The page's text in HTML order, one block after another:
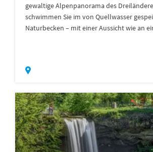
gewaltige Alpenpanorama des
schwimmen Sie im von Quellwasser
Naturbecken – mit einer Aussicht wie an